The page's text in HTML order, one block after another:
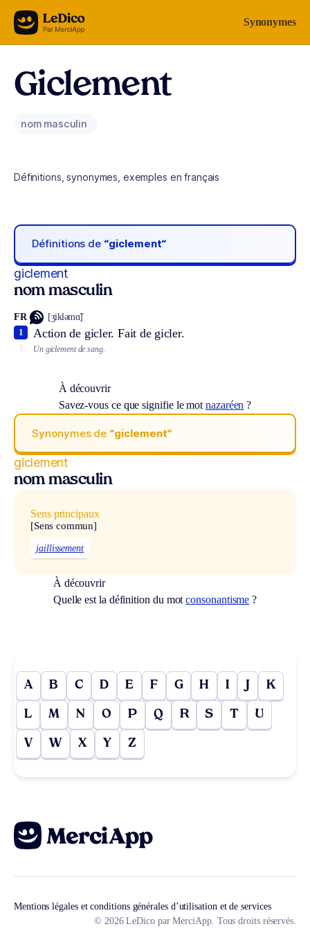
Aller au contenu Synonymes
Giclement
nom masculin
Définitions, synonymes, exemples en français
Définitions de “giclement“
giclement
nom masculin
FR [ʒikləmɑ̃]
Action de gicler. Fait de gicler.
1
Un giclement de sang.
À découvrir
Savez-vous ce que signifie le motnazaréen ?
Synonymes de “giclement“
giclement
nom masculin
Sens principaux
[Sens commun]
jaillissement
À découvrir
Quelle est la définition du motconsonantisme ?
A B C D E F G H I J K
L M N O P Q R S T U
V W X Y Z
Mentions légales et conditions générales d’utilisation et de services
© 2026 LeDico par MerciApp. Tous droits réservés.